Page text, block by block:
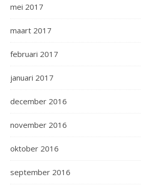
mei 2017
maart 2017
februari 2017
januari 2017
december 2016
november 2016
oktober 2016
september 2016